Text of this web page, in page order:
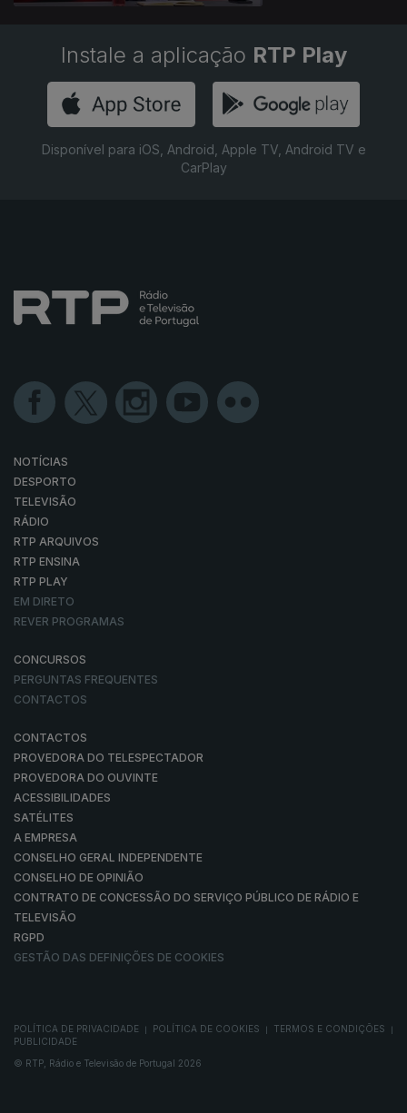
Instale a aplicação RTP Play
Disponível para iOS, Android, Apple TV, Android TV e
CarPlay
NOTÍCIAS
DESPORTO
TELEVISÃO
RÁDIO
RTP ARQUIVOS
RTP ENSINA
RTP PLAY
EM DIRETO
REVER PROGRAMAS
CONCURSOS
PERGUNTAS FREQUENTES
CONTACTOS
CONTACTOS
PROVEDORA DO TELESPECTADOR
PROVEDORA DO OUVINTE
ACESSIBILIDADES
SATÉLITES
A EMPRESA
CONSELHO GERAL INDEPENDENTE
CONSELHO DE OPINIÃO
CONTRATO DE CONCESSÃO DO SERVIÇO PÚBLICO DE RÁDIO E
TELEVISÃO
RGPD
GESTÃO DAS DEFINIÇÕES DE COOKIES
POLÍTICA DE PRIVACIDADE POLÍTICA DE COOKIES TERMOS E CONDIÇÕES
PUBLICIDADE
© RTP, Rádio e Televisão de Portugal 2026